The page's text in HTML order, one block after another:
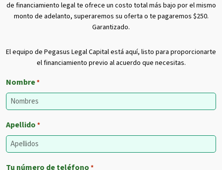
de financiamiento legal te ofrece un costo total más bajo por el mismo
monto de adelanto, superaremos su oferta o te pagaremos $250.
Garantizado.
El equipo de Pegasus Legal Capital está aquí, listo para proporcionarte
el financiamiento previo al acuerdo que necesitas.
Nombre*
Apellido *
Tu número de teléfono *